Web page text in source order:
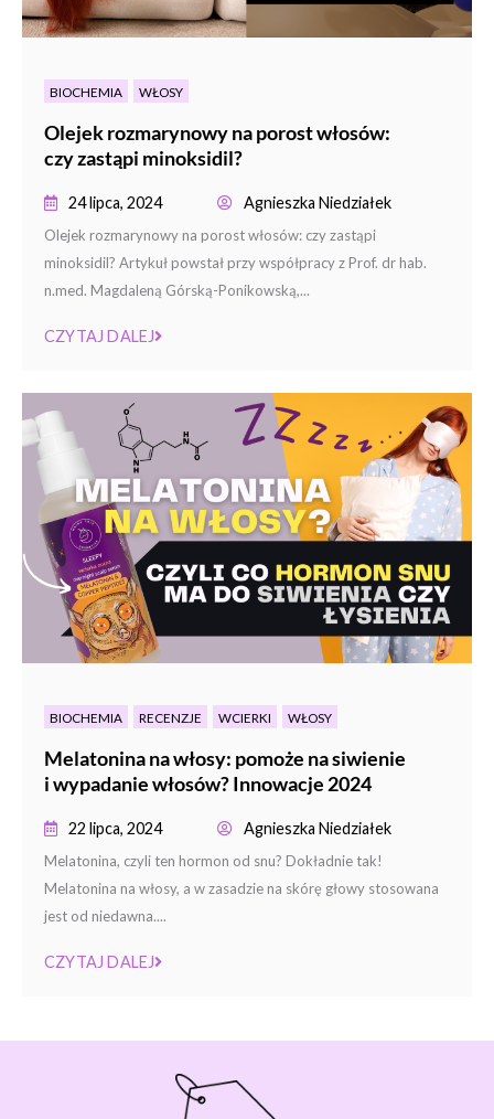
BIOCHEMIA WŁOSY
Olejek rozmarynowy na porost włosów:
czy zastąpi minoksidil?
24 lipca, 2024 Agnieszka Niedziałek
Olejek rozmarynowy na porost włosów: czy zastąpi
minoksidil? Artykuł powstał przy współpracy z Prof. dr hab.
n.med. Magdaleną Górską-Ponikowską,...
CZYTAJ DALEJ
BIOCHEMIA RECENZJE WCIERKI WŁOSY
Melatonina na włosy: pomoże na siwienie
i wypadanie włosów? Innowacje 2024
22 lipca, 2024 Agnieszka Niedziałek
Melatonina, czyli ten hormon od snu? Dokładnie tak!
Melatonina na włosy, a w zasadzie na skórę głowy stosowana
jest od niedawna....
CZYTAJ DALEJ